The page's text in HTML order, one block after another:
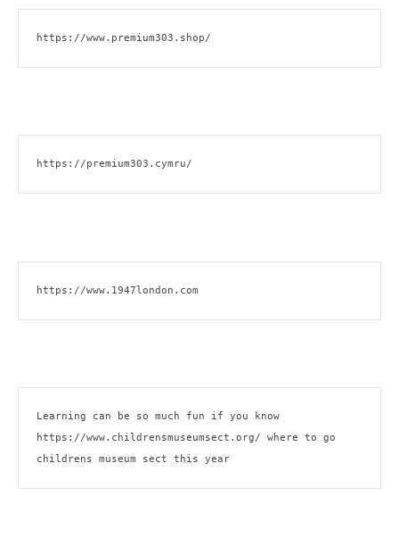
https://www.premium303.shop/
https://premium303.cymru/
https://www.1947london.com
https://www.childrensmuseumsect.org/ where to go
childrens museum sect this year